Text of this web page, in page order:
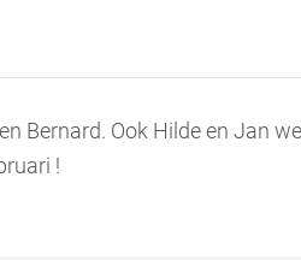
Bernard. Ook Hilde en Jan
!